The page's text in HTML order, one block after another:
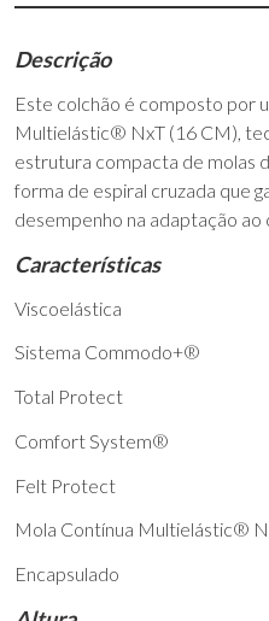
Descrição
Este colchão é composto por
Multielástic® NxT (16 CM),
estrutura compacta de molas
forma de espiral cruzada que
desempenho na adaptação ao
Características
Viscoelástica
Sistema Commodo+®
Total Protect
Comfort System®
Felt Protect
Mola Contínua Multielástic®
Encapsulado